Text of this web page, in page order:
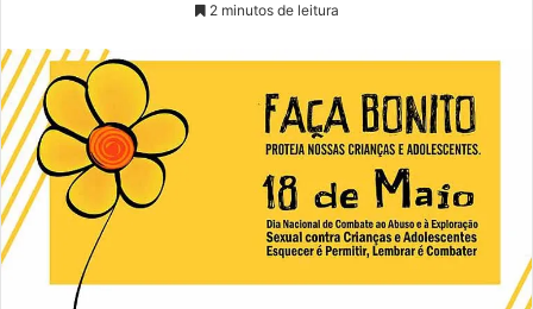
2 minutos de leitura